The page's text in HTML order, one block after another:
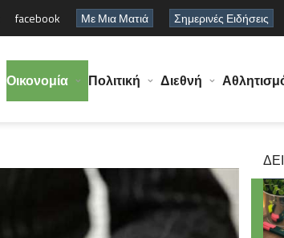
facebook Με Μια Ματιά Σημερινές Ειδήσεις
Οικονομία Πολιτική Διεθνή